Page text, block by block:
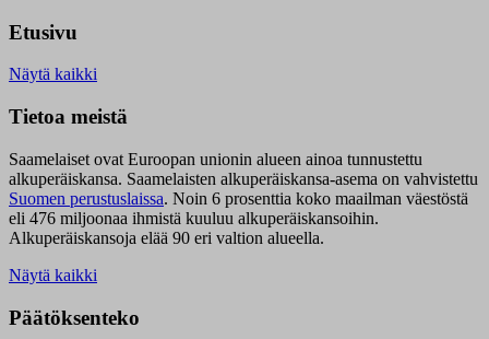
Etusivu
Näytä kaikki
Tietoa meistä
Saamelaiset ovat Euroopan unionin alueen ainoa tunnustettu
alkuperäiskansa. Saamelaisten alkuperäiskansa-asema on vahvistettu
Suomen perustuslaissa. Noin 6 prosenttia koko maailman väestöstä
eli 476 miljoonaa ihmistä kuuluu alkuperäiskansoihin.
Alkuperäiskansoja elää 90 eri valtion alueella.
Näytä kaikki
Päätöksenteko